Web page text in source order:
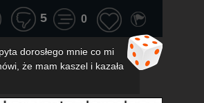
5 0
dorosłego mnie co mi
że mam kaszel i kazała